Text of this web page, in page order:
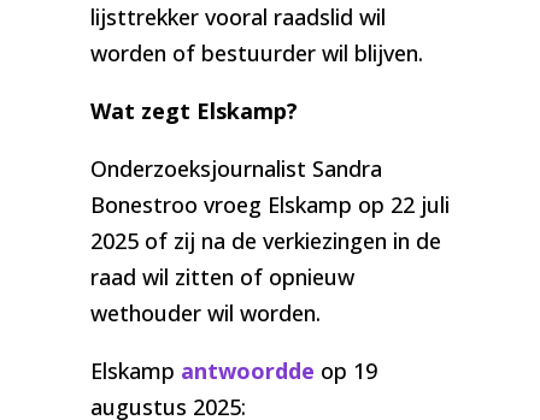
lijsttrekker vooral raadslid wil
worden of bestuurder wil blijven.
Wat zegt Elskamp?
Onderzoeksjournalist Sandra
Bonestroo vroeg Elskamp op 22 juli
2025 of zij na de verkiezingen in de
raad wil zitten of opnieuw
wethouder wil worden.
Elskamp antwoordde op 19
augustus 2025: